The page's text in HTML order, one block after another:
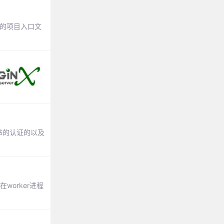
项目入口文
认证的以及
worker进程